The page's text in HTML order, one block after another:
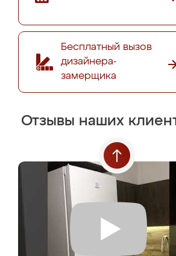
Бесплатный вызов
дизайнера-
замерщика
Отзывы наших